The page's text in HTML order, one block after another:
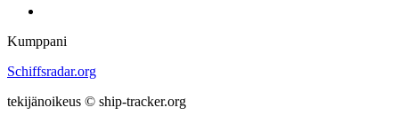
Kumppani
Schiffsradar.org
tekijänoikeus © ship-tracker.org